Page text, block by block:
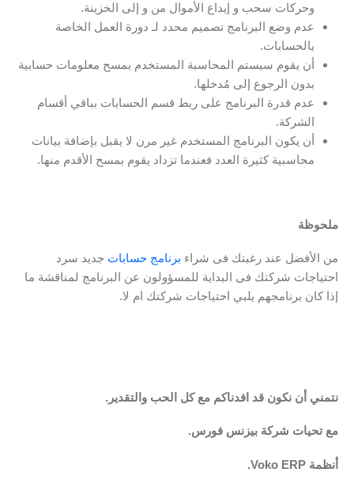
وحركات سحب و إيداع الأموال من و إلى الخزينة.
عدم وضع البرنامج تصميم محدد لـ دورة العمل الخاصة
بالحسابات.
أن يقوم سيستم المحاسبة المستخدم بمسح معلومات حسابية
بدون الرجوع إلى مُدخلها.
عدم قدرة البرنامج على ربط قسم الحسابات بباقي أقسام
الشركة.
أن يكون البرنامج المستخدم غير مرن لا يقبل بإضافة بيانات
محاسبية كثيرة العدد فعندما تزداد يقوم بمسح الأقدم منها.
ملحوظة
من الأفضل عند رغبتك فى شراء برنامج حسابات جديد سرد
احتياجات شركتك فى البداية للمسؤولون عن البرنامج لمناقشة ما
إذا كان برنامجهم يلبي احتياجات شركتك ام لا.
نتمني أن نكون قد افدناكم مع كل الحب والتقدير.
مع تحيات شركة بيزنس فورس.
أنظمة Voko ERP.